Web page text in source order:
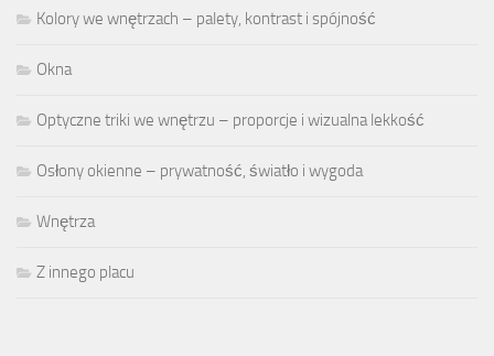
Kolory we wnętrzach – palety, kontrast i spójność
Okna
Optyczne triki we wnętrzu – proporcje i wizualna lekkość
Osłony okienne – prywatność, światło i wygoda
Wnętrza
Z innego placu